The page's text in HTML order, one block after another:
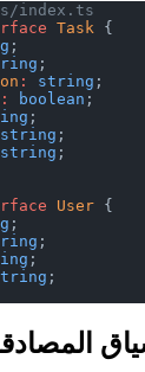
index.ts
Task {
string
boolean
string
string
User {